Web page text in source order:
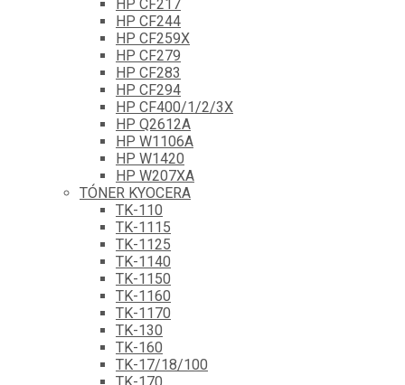
HP CF217
HP CF244
HP CF259X
HP CF279
HP CF283
HP CF294
HP CF400/1/2/3X
HP Q2612A
HP W1106A
HP W1420
HP W207XA
TÓNER KYOCERA
TK-110
TK-1115
TK-1125
TK-1140
TK-1150
TK-1160
TK-1170
TK-130
TK-160
TK-17/18/100